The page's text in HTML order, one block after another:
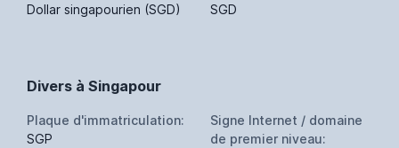
Dollar singapourien (SGD)
SGD
Divers à Singapour
Plaque d'immatriculation:
SGP
Signe Internet / domaine
de premier niveau: